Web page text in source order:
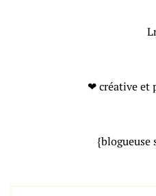
❤ créative et
{blogueuse